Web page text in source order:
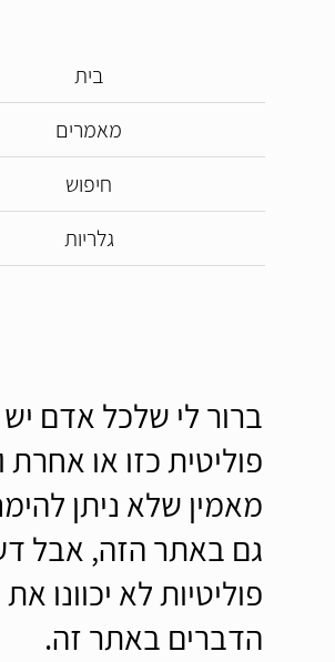
בית
מאמרים
חיפוש
גלריות
ברור לי שלכל אדם
פוליטית כזו או אחרת
מאמין שלא ניתן
גם באתר הזה, אבל
פוליטיות לא יכוונו
הדברים באתר זה.